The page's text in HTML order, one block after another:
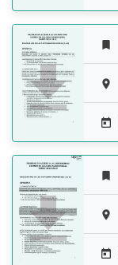







